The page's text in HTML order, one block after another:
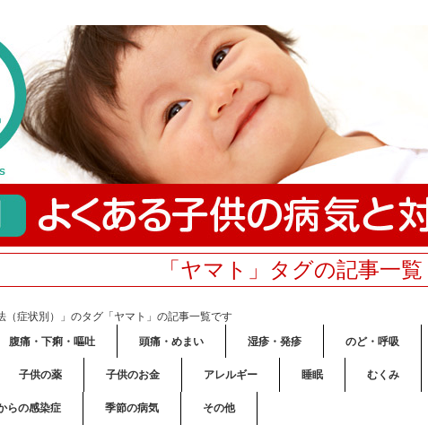
「ヤマト」タグの記事一覧
（症状別）」のタグ「ヤマト」の記事一覧です
腹痛・下痢・嘔吐 頭痛・めまい 湿疹・発疹 のど・呼吸
子供の薬 子供のお金 アレルギー 睡眠 むくみ
らの感染症 季節の病気 その他